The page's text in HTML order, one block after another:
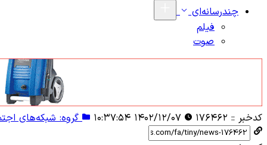
چندرسانه‌ای
فیلم
صوت
کدخبر :: ۱۷۶۴۶۲ گروه: شبکه‌‌های